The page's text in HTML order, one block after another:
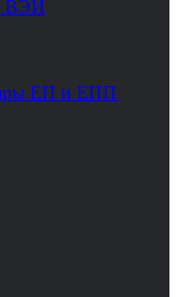
ВЭИ
ЕП и ЕПП